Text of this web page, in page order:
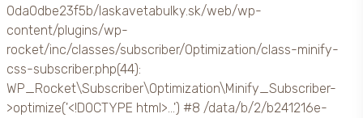
0da0dbe23f5b/laskavetabulky.sk/web/wp-
content/plugins/wp-
rocket/inc/classes/subscriber/Optimization/class-minify-
css-subscriber.php(44):
WP_Rocket\Subscriber\Optimization\Minify_Subscriber-
>optimize('<!DOCTYPE html>...') #8 /data/b/2/b241216e-